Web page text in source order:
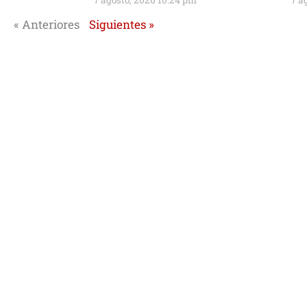
« Anteriores Siguientes »